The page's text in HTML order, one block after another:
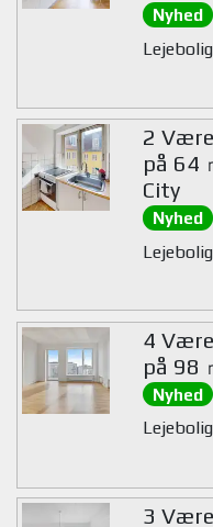
Nyhed
2
på 64
City
Nyhed
4
på 98
Nyhed
3